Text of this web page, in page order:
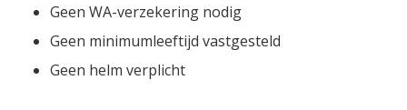
Geen WA-verzekering nodig
Geen minimumleeftijd vastgesteld
Geen helm verplicht